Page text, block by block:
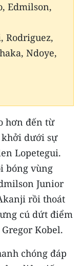
Edmilson,
Rodriguez,
Ndoye,
hơn đến từ
dưới sự
Lopetegui.
bóng vùng
Junior
rồi thoát
cú dứt điểm
Kobel.
chóng đáp